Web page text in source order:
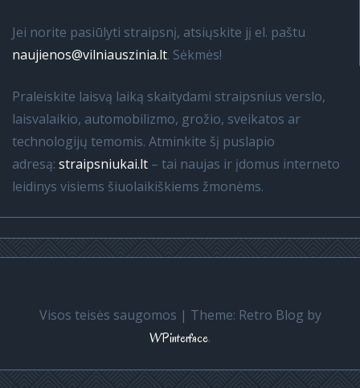
Jei norite pasiūlyti straipsnį, atsiųskite jį el. paštu
naujienos@vilniauszinia.lt. Sėkmės!
Praleiskite laisvą laiką skaitydami straipsnius verslo,
laisvalaikio, automobilizmo, grožio, sveikatos ar
technologijų temomis. Atminkite šį puslapio
adresą: straipsniukai.lt – tai naujas ir įdomus interneto
leidinys visiems šiuolaikiškiems žmonėms.
Visos teisės saugomos | Theme: Retro Blog by
WPinterface.